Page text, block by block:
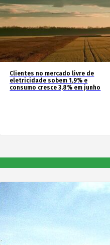
Clientes no mercado livre de
eletricidade sobem 1,9% e
consumo cresce 3,8% em junho